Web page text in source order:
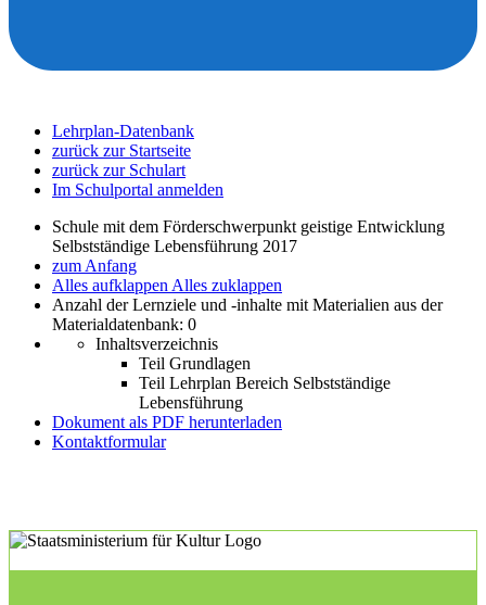
Lehrplan-Datenbank
zurück zur Startseite
zurück zur Schulart
Im Schulportal anmelden
Schule mit dem Förderschwerpunkt geistige Entwicklung
Selbstständige Lebensführung 2017
zum Anfang
Alles aufklappen Alles zuklappen
Anzahl der Lernziele und -inhalte mit Materialien aus der
Materialdatenbank: 0
Inhaltsverzeichnis
Teil Grundlagen
Teil Lehrplan Bereich Selbstständige
Lebensführung
Dokument als PDF herunterladen
Kontaktformular